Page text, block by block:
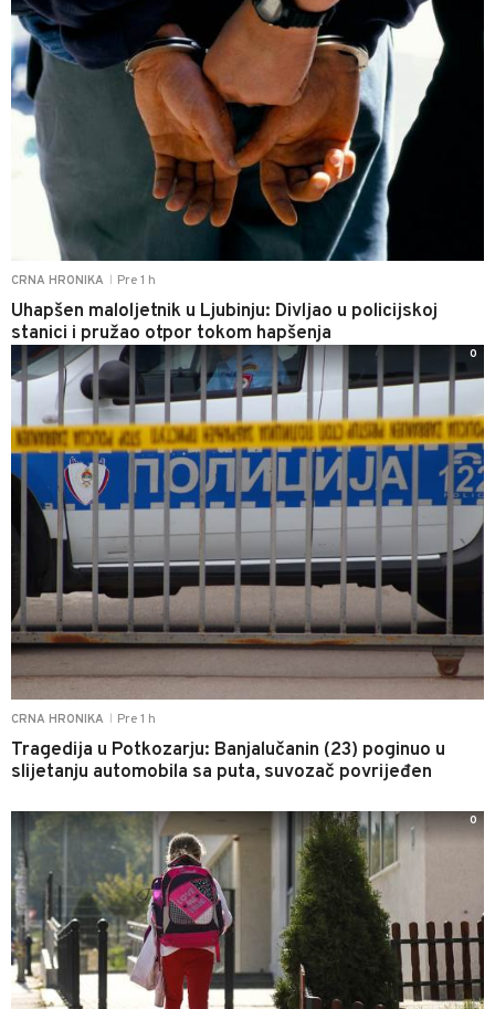
CRNA HRONIKA Pre 1 h
Uhapšen maloljetnik u Ljubinju: Divljao u policijskoj
stanici i pružao otpor tokom hapšenja
CRNA HRONIKA Pre 1 h
Tragedija u Potkozarju: Banjalučanin (23) poginuo u
slijetanju automobila sa puta, suvozač povrijeđen
0
0